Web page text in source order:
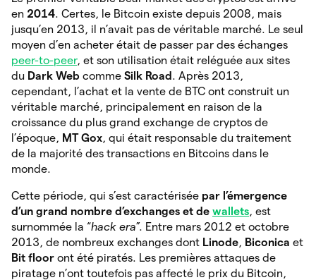
en 2014. Certes, le Bitcoin existe depuis 2008, mais
jusqu’en 2013, il n’avait pas de véritable marché. Le seul
moyen d’en acheter était de passer par des échanges
peer-to-peer, et son utilisation était reléguée aux sites
du Dark Web comme Silk Road . Après 2013,
cependant, l’achat et la vente de BTC ont construit un
véritable marché, principalement en raison de la
croissance du plus grand exchange de cryptos de
l’époque, MT Gox, qui était responsable du traitement
de la majorité des transactions en Bitcoins dans le
monde.
Cette période, qui s’est caractérisée par l’émergence
d’un grand nombre d’exchanges et de wallets, est
surnommée la “hack era”. Entre mars 2012 et octobre
2013, de nombreux exchanges dont Linode, Biconica et
Bit floor ont été piratés. Les premières attaques de
piratage n’ont toutefois pas affecté le prix du Bitcoin,